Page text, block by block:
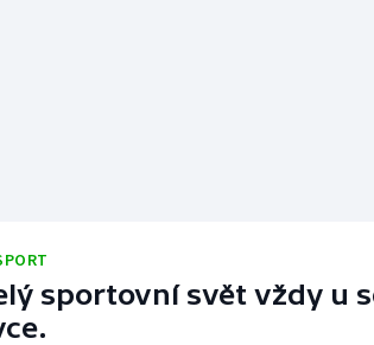
sportovní svět vždy u